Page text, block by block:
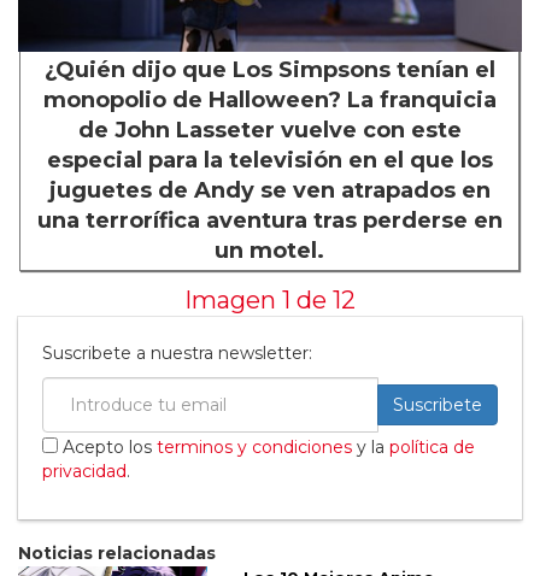
¿Quién dijo que Los Simpsons tenían el
monopolio de Halloween? La franquicia
de John Lasseter vuelve con este
especial para la televisión en el que los
juguetes de Andy se ven atrapados en
una terrorífica aventura tras perderse en
un motel.
Imagen 1 de 12
Suscribete a nuestra newsletter:
Suscribete
Acepto los terminos y condiciones y la política de
privacidad.
Noticias relacionadas